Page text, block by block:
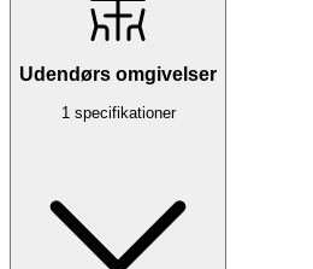
Udendørs omgivelser
1 specifikationer